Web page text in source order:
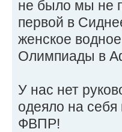
не было мы не
первой в
женское
Олимпиады в
У нас нет
одеяло на
ФВПР!